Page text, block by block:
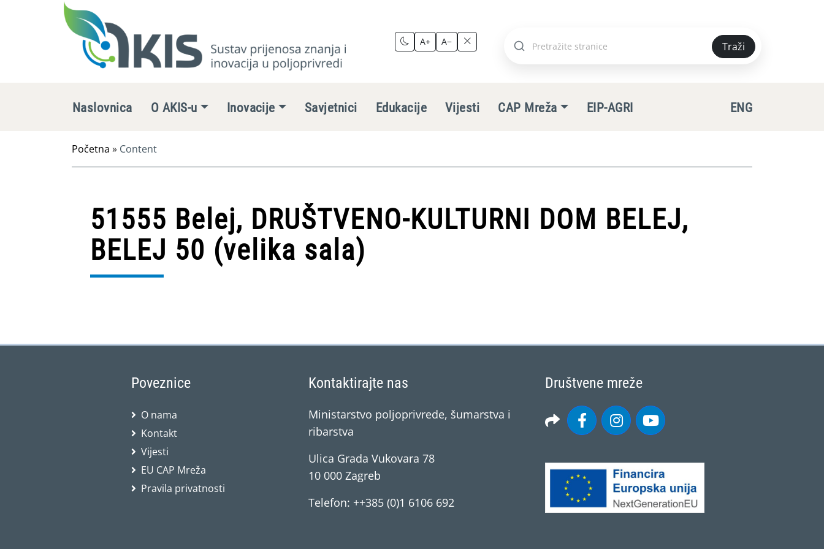
A+ A−
Pretraži
Traži
Naslovnica O AKIS-u Inovacije Savjetnici Edukacije Vijesti CAP Mreža EIP-AGRI ENG
Početna » Content
51555 Belej, DRUŠTVENO-KULTURNI DOM BELEJ,
BELEJ 50 (velika sala)
Poveznice
O nama
Kontakt
Vijesti
EU CAP Mreža
Pravila privatnosti
Kontaktirajte nas
Ministarstvo poljoprivrede, šumarstva i
ribarstva
Ulica Grada Vukovara 78
10 000 Zagreb
Telefon: ++385 (0)1 6106 692
Društvene mreže